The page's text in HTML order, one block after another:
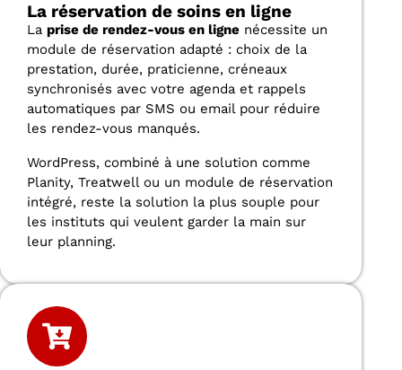
La réservation de soins en ligne
La prise de rendez-vous en ligne nécessite un
module de réservation adapté : choix de la
prestation, durée, praticienne, créneaux
synchronisés avec votre agenda et rappels
automatiques par SMS ou email pour réduire
les rendez-vous manqués.
WordPress, combiné à une solution comme
Planity, Treatwell ou un module de réservation
intégré, reste la solution la plus souple pour
les instituts qui veulent garder la main sur
leur planning.